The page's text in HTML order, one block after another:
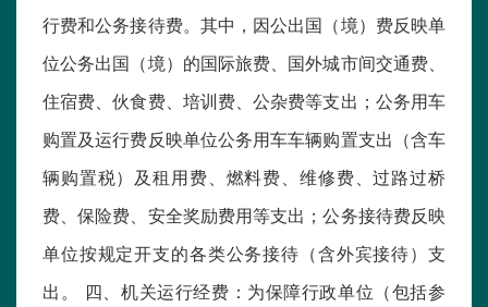
行费和公务接待费。其中，因公出国（境）费反映单
位公务出国（境）的国际旅费、国外城市间交通费、
住宿费、伙食费、培训费、公杂费等支出；公务用车
购置及运行费反映单位公务用车车辆购置支出（含车
辆购置税）及租用费、燃料费、维修费、过路过桥
费、保险费、安全奖励费用等支出；公务接待费反映
单位按规定开支的各类公务接待（含外宾接待）支
出。 四、机关运行经费：为保障行政单位（包括参